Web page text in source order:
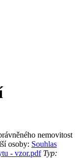
nemovitost
osoby: Souhlas
- vzor.pdfTyp: